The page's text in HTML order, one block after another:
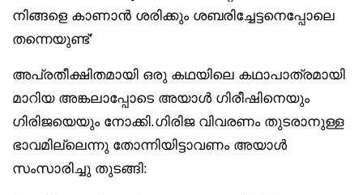
നിങ്ങളെ കാണാൻ ശരിക്കും ശബരിച്ചേട്ടനെപ്പോലെ
തന്നെയുണ്ട്’
അപ്രതീക്ഷിതമായി ഒരു കഥയിലെ കഥാപാത്രമായി
മാറിയ അങ്കലാപ്പോടെ അയാൾ ഗിരീഷിനെയും
ഗിരിജയെയും നോക്കി.ഗിരിജ വിവരണം തുടരാനുള്ള
ഭാവമില്ലെന്നു തോന്നിയിട്ടാവണം അയാൾ
സംസാരിച്ചു തുടങ്ങി: